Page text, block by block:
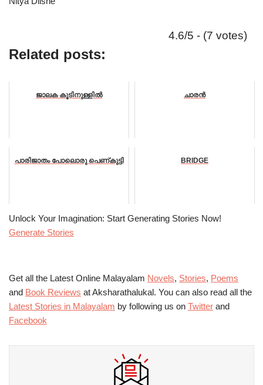
4.6/5 - (7 votes)
Related posts:
ജാലക കൂടിനുള്ളിൽ ചാരൻ
പാരിജാതം പോലൊരു പെണ്കുട്ടി BRIDGE
Unlock Your Imagination: Start Generating Stories Now!
Generate Stories
Get all the Latest Online Malayalam Novels, Stories, Poems
and Book Reviews at Aksharathalukal. You can also read all the
Latest Stories in Malayalam by following us on Twitter and
Facebook